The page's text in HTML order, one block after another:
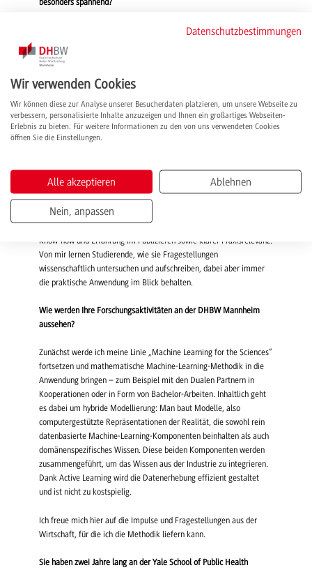
Mathematische Grundlagen und Statistik sowie weiterführende
sie essenziell sind, um letztere zu verstehen. Die Vorlesungen im
spannende Beispiele einfließen lassen kann. Zu meinen
Veranstaltungen gehören u. a.:
Grundlagen Lineare Algebra und Analysis
Fortgeschrittene Lineare Algebra und Analysis
Künstliche Intelligenz und Machine Learning
Schlüsselqualifikationen und Wissenschaftliches Arbeiten
Wo liegen Ihre Stärken als lehrende Person?
Know-how und Erfahrung im Publizieren sowie klarer Praxisrelevanz.
Von mir lernen Studierende, wie sie Fragestellungen
wissenschaftlich untersuchen und aufschreiben, dabei aber immer
die praktische Anwendung im Blick behalten.
Wie werden Ihre Forschungsaktivitäten an der DHBW Mannheim
aussehen?
Zunächst werde ich meine Linie „Machine Learning for the Sciences“
fortsetzen und mathematische Machine-Learning-Methodik in die
Anwendung bringen – zum Beispiel mit den Dualen Partnern in
Kooperationen oder in Form von Bachelor-Arbeiten. Inhaltlich geht
es dabei um hybride Modellierung: Man baut Modelle, also
computergestützte Repräsentationen der Realität, die sowohl rein
datenbasierte Machine-Learning-Komponenten beinhalten als auch
domänenspezifisches Wissen. Diese beiden Komponenten werden
zusammengeführt, um das Wissen aus der Industrie zu integrieren.
Dank Active Learning wird die Datenerhebung effizient gestaltet
und ist nicht zu kostspielig.
Ich freue mich hier auf die Impulse und Fragestellungen aus der
Wirtschaft, für die ich die Methodik liefern kann.
Sie haben zwei Jahre lang an der Yale School of Public Health
Datenschutzbestimmungen
Wir verwenden Cookies
Wir können diese zur Analyse unserer Besucherdaten platzieren, um unsere Webseite zu
verbessern, personalisierte Inhalte anzuzeigen und Ihnen ein großartiges Webseiten-
Erlebnis zu bieten. Für weitere Informationen zu den von uns verwendeten Cookies
öffnen Sie die Einstellungen.
Alle akzeptieren Ablehnen
Nein, anpassen